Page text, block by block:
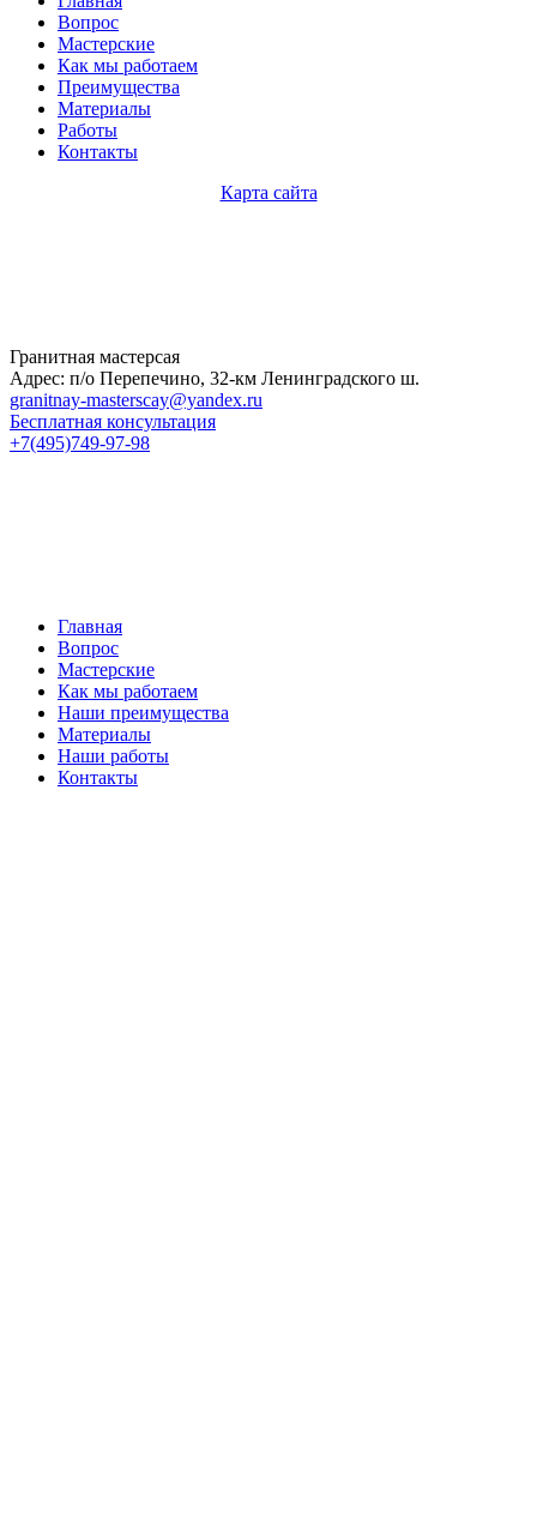
Вопрос
Мастерские
Как мы работаем
Преимущества
Материалы
Работы
Контакты
Карта сайта
Гранитная мастерсая
Адрес: п/о Перепечино, 32-км Ленинградского ш.
granitnay-masterscay@yandex.ru
Бесплатная консультация
+7(495)749-97-98
Главная
Вопрос
Мастерские
Как мы работаем
Наши преимущества
Материалы
Наши работы
Контакты